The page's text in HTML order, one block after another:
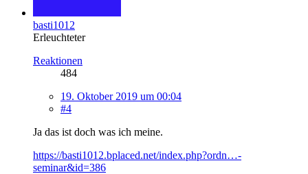
basti1012
Erleuchteter
Reaktionen
484
19. Oktober 2019 um 00:04
#4
Ja das ist doch was ich meine.
https://basti1012.bplaced.net/index.php?ordn…-
seminar&id=386